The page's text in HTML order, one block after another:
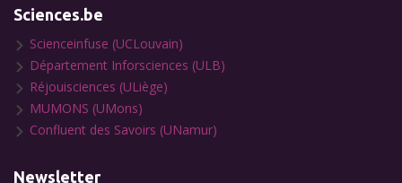
Sciences.be
Scienceinfuse (UCLouvain)
Département Inforsciences (ULB)
Réjouisciences (ULiège)
MUMONS (UMons)
Confluent des Savoirs (UNamur)
Newsletter